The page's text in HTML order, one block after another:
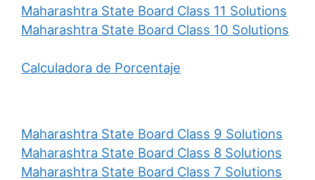
Maharashtra State Board Class 11 Solutions
Maharashtra State Board Class 10 Solutions
Calculadora de Porcentaje
Maharashtra State Board Class 9 Solutions
Maharashtra State Board Class 8 Solutions
Maharashtra State Board Class 7 Solutions